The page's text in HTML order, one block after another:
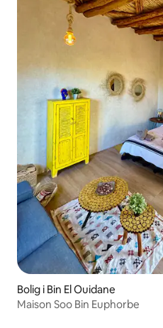
Bolig i Bin El Ouidane
Maison Soo Bin Euphorbe